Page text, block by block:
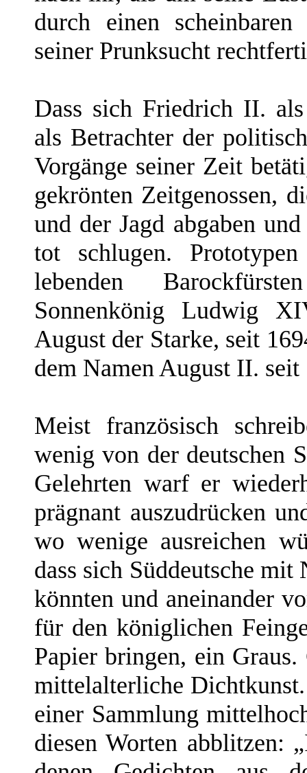
durch einen scheinbaren
seiner Prunksucht
Dass sich Friedrich II.
als Betrachter der
Vorgänge seiner Zeit
gekrönten Zeitgenossen,
und der Jagd abgaben
tot schlugen.
lebenden
Sonnenkönig Ludwig
August der Starke, seit
dem Namen August II.
Meist französisch
wenig von der deutschen
Gelehrten warf er
prägnant auszudrücken
wo wenige ausreichen
dass sich Süddeutsche
könnten und aneinander
für den königlichen
Papier bringen, ein
mittelalterliche
einer Sammlung
diesen Worten